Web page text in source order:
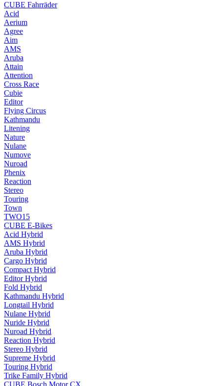
CUBE Fahrräder
Acid
Aerium
Agree
Aim
AMS
Aruba
Attain
Attention
Cross Race
Cubie
Editor
Flying Circus
Kathmandu
Litening
Nature
Nulane
Numove
Nuroad
Phenix
Reaction
Stereo
Touring
Town
TWO15
CUBE E-Bikes
Acid Hybrid
AMS Hybrid
Aruba Hybrid
Cargo Hybrid
Compact Hybrid
Editor Hybrid
Fold Hybrid
Kathmandu Hybrid
Longtail Hybrid
Nulane Hybrid
Nuride Hybrid
Nuroad Hybrid
Reaction Hybrid
Stereo Hybrid
Supreme Hybrid
Touring Hybrid
Trike Family Hybrid
CUBE Bosch Motor CX